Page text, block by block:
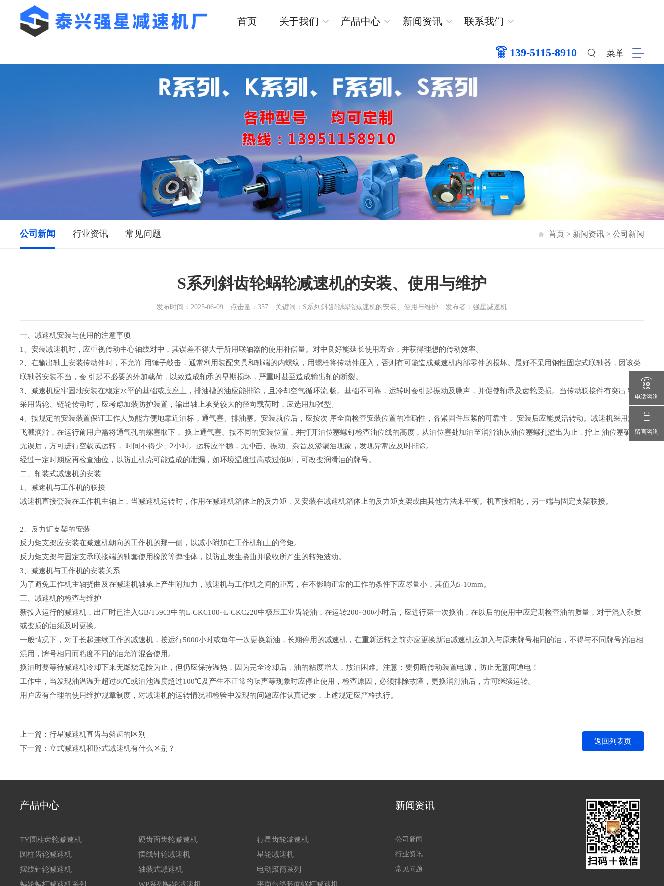
首页 关于我们 产品中心 新闻资讯 联系我们
139-5115-8910 菜单
公司新闻 行业资讯 常见问题 首页> 新闻资讯> 公司新闻
S系列斜齿轮蜗轮减速机的安装、使用与维护
发布时间：2025-06-09 点击量：357 关键词：S系列斜齿轮蜗轮减速机的安装、使用与维护 发布者：强星减速机
一、减速机安装与使用的注意事项
1、安装减速机时，应重视传动中心轴线对中，其误差不得大于所用联轴器的使用补偿量。对中良好能延长使用寿命，并获得理想的传动效率。
2、在输出轴上安装传动件时，不允许 用锤子敲击，通常利用装配夹具和轴端的内螺纹，用螺栓将传动件压入，否则有可能造成减速机内部零件的损坏。最好不采用钢性固定式联轴器，因该类
联轴器安装不当，会 引起不必要的外加载荷，以致造成轴承的早期损坏，严重时甚至造成输出轴的断裂。
3、减速机应牢固地安装在稳定水平的基础或底座上，排油槽的油应能排除，且冷却空气循环流 畅。基础不可靠，运转时会引起振动及噪声，并促使轴承及齿轮受损。当传动联接件有突出 物或
采用齿轮、链轮传动时，应考虑加装防护装置，输出轴上承受较大的径向载荷时，应选用加强型。
4、按规定的安装装置保证工作人员能方便地靠近油标，通气塞、排油塞。安装就位后，应按次 序全面检查安装位置的准确性，各紧固件压紧的可靠性， 安装后应能灵活转动。减速机采用油池
飞溅润滑，在运行前用户需将通气孔的螺塞取下， 换上通气塞。按不同的安装位置，并打开油位塞螺钉检查油位线的高度，从油位塞处加油至润滑油从油位塞螺孔溢出为止，拧上 油位塞确定
无误后，方可进行空载试运转， 时间不得少于2小时。运转应平稳，无冲击、振动、杂音及渗漏油现象，发现异常应及时排除。
经过一定时期应再检查油位，以防止机壳可能造成的泄漏，如环境温度过高或过低时，可改变润滑油的牌号。
二、轴装式减速机的安装
1、减速机与工作机的联接
减速机直接套装在工作机主轴上，当减速机运转时，作用在减速机箱体上的反力矩，又安装在减速机箱体上的反力矩支架或由其他方法来平衡。机直接相配，另一端与固定支架联接。
2、反力矩支架的安装
反力矩支架应安装在减速机朝向的工作机的那一侧，以减小附加在工作机轴上的弯矩。
反力矩支架与固定支承联接端的轴套使用橡胶等弹性体，以防止发生挠曲并吸收所产生的转矩波动。
3、减速机与工作机的安装关系
为了避免工作机主轴挠曲及在减速机轴承上产生附加力，减速机与工作机之间的距离，在不影响正常的工作的条件下应尽量小，其值为5-10mm。
三、减速机的检查与维护
新投入运行的减速机，出厂时已注入GB/T5903中的L-CKC100~L-CKC220中极压工业齿轮油，在运转200~300小时后，应进行第一次换油，在以后的使用中应定期检查油的质量，对于混入杂质
或变质的油须及时更换。
一般情况下，对于长起连续工作的减速机，按运行5000小时或每年一次更换新油，长期停用的减速机，在重新运转之前亦应更换新油减速机应加入与原来牌号相同的油，不得与不同牌号的油相
混用，牌号相同而粘度不同的油允许混合使用。
换油时要等待减速机冷却下来无燃烧危险为止，但仍应保持温热，因为完全冷却后，油的粘度增大，放油困难。注意：要切断传动装置电源，防止无意间通电！
工作中，当发现油温温升超过80℃或油池温度超过100℃及产生不正常的噪声等现象时应停止使用，检查原因，必须排除故障，更换润滑油后，方可继续运转。
用户应有合理的使用维护规章制度，对减速机的运转情况和检验中发现的问题应作认真记录，上述规定应严格执行。
上一篇：行星减速机直齿与斜齿的区别
下一篇：立式减速机和卧式减速机有什么区别？
返回列表页
产品中心
TY圆柱齿轮减速机 硬齿面齿轮减速机
行星齿轮减速机
圆柱齿轮减速机
摆线针轮减速机
星轮减速机
摆线针轮减速机
轴装式减速机
电动滚筒系列
蜗轮蜗杆减速机系列
WP系列蜗轮减速机 平面包络环面蜗杆减速机
新闻资讯
公司新闻
行业资讯
常见问题
电话咨询
留言咨询